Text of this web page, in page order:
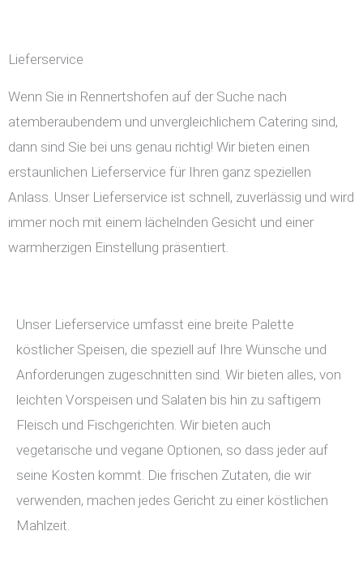
Lieferservice
Wenn Sie in Rennertshofen auf der Suche nach
atemberaubendem und unvergleichlichem Catering sind,
dann sind Sie bei uns genau richtig! Wir bieten einen
erstaunlichen Lieferservice für Ihren ganz speziellen
Anlass. Unser Lieferservice ist schnell, zuverlässig und wird
immer noch mit einem lächelnden Gesicht und einer
warmherzigen Einstellung präsentiert.
Unser Lieferservice umfasst eine breite Palette
köstlicher Speisen, die speziell auf Ihre Wünsche und
Anforderungen zugeschnitten sind. Wir bieten alles, von
leichten Vorspeisen und Salaten bis hin zu saftigem
Fleisch und Fischgerichten. Wir bieten auch
vegetarische und vegane Optionen, so dass jeder auf
seine Kosten kommt. Die frischen Zutaten, die wir
verwenden, machen jedes Gericht zu einer köstlichen
Mahlzeit.